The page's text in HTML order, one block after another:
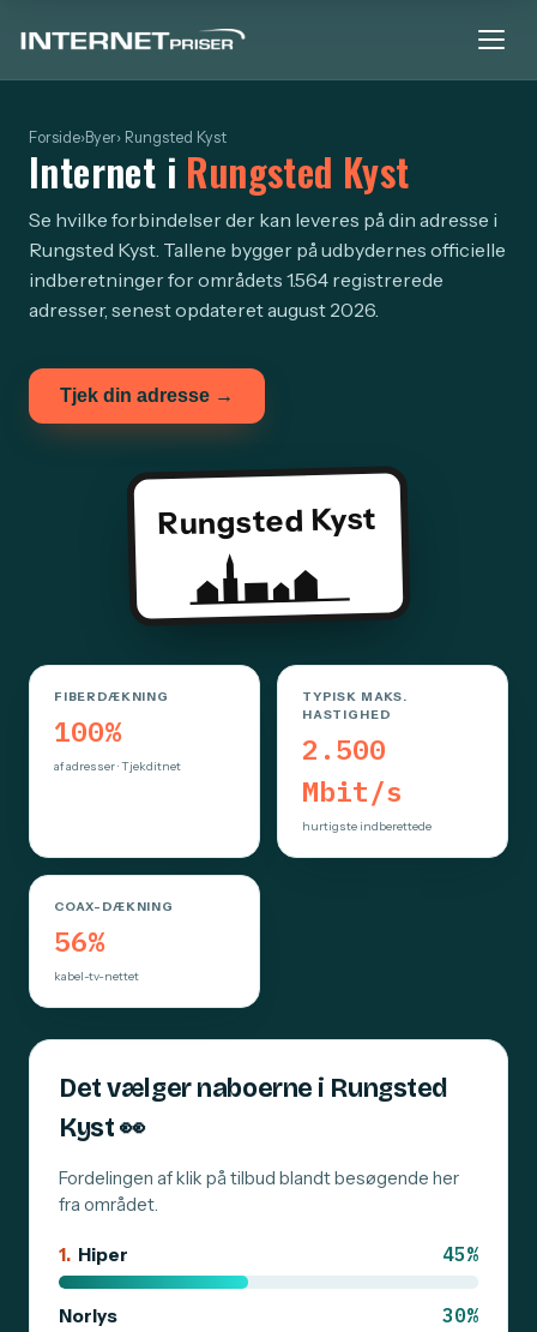
Forside›Byer› Rungsted Kyst
Internet i Rungsted Kyst
Se hvilke forbindelser der kan leveres på din adresse i
Rungsted Kyst. Tallene bygger på udbydernes officielle
indberetninger for områdets 1.564 registrerede
adresser, senest opdateret august 2026.
Tjek din adresse →
Rungsted Kyst
FIBERDÆKNING
100%
af adresser · Tjekditnet
TYPISK MAKS.
HASTIGHED
2.500
Mbit/s
hurtigste indberettede
COAX-DÆKNING
56%
kabel-tv-nettet
Det vælger naboerne i Rungsted
Kyst👀
Fordelingen af klik på tilbud blandt besøgende her
fra området.
1. Hiper 45%
Norlys 30%